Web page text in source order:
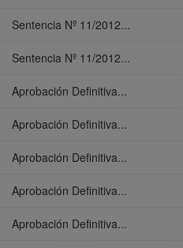
Sentencia Nº 11/2012...
Sentencia Nº 11/2012...
Aprobación Definitiva...
Aprobación Definitiva...
Aprobación Definitiva...
Aprobación Definitiva...
Aprobación Definitiva...